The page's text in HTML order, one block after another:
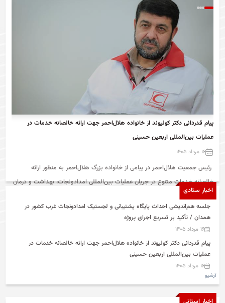
اخبار ستادی
جلسه هم‌اندیشی احداث پایگاه پشتیبانی و لجستیک امدادونجات غرب کشور در
همدان / تأکید بر تسریع اجرای پروژه
۱۶ مرداد ۱۴۰۵
پیام قدردانی دکتر کولیوند از خانواده هلال‌احمر جهت ارائه خالصانه خدمات در
عملیات بین‌المللی اربعین حسینی
۱۶ مرداد ۱۴۰۵
سرپرست جمعیت هلال‌احمر خراسان‌شمالی منصوب شد
۱۵ مرداد ۱۴۰۵
آرشیو
پیام قدردانی دکتر کولیوند از خانواده هلال‌احمر جهت ارائه خالصانه خدمات در
عملیات بین‌المللی اربعین حسینی
۱۶ مرداد ۱۴۰۵
رئیس جمعیت هلال‌احمر در پیامی از خانواده بزرگ هلال‌احمر به منظور ارائه
خالصانه خدمات متنوع در جریان عملیات بین‌المللی امدادونجات، بهداشت و درمان
اربعین حسینی در مسیرهای مواصلاتی و مرزهای مشترک و در کشور عراق، قدردانی
کرد.